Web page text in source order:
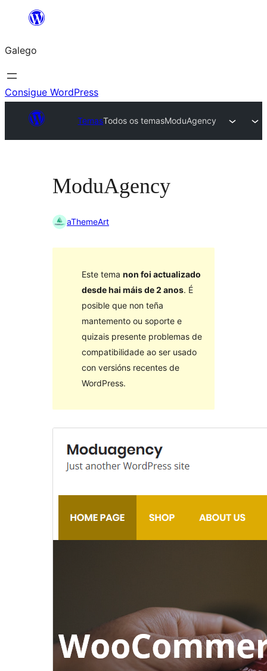
Saltar
contido
Galego
Consigue WordPress
TemasTodos os temasModuAgency
ModuAgency
aThemeArt
Este tema non foi actualizado
desde hai máis de 2 anos. É
posible que non teña
mantemento ou soporte e
quizais presente problemas de
compatibilidade ao ser usado
con versións recentes de
WordPress.